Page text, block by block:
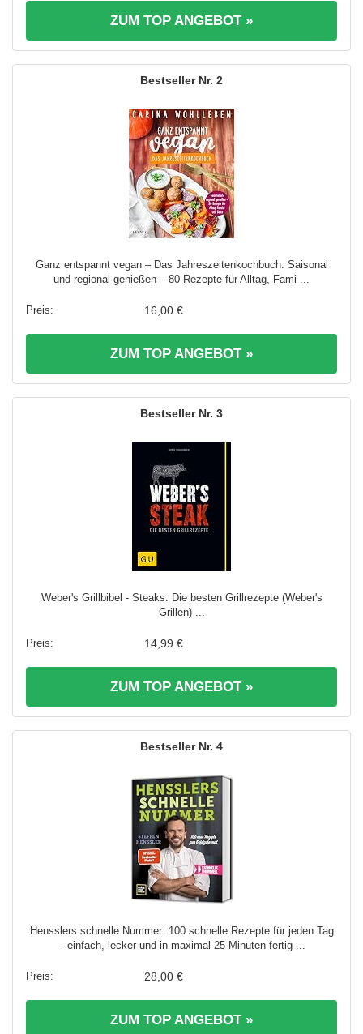
ZUM TOP ANGEBOT »
2
Ganz entspannt vegan – Das Jahreszeitenkochbuch: Saisonal
und regional genießen – 80 Rezepte für Alltag, Fami ...
16,00 €
ZUM TOP ANGEBOT »
3
Weber's Grillbibel - Steaks: Die besten Grillrezepte (Weber's
Grillen) ...
14,99 €
ZUM TOP ANGEBOT »
4
Hensslers schnelle Nummer: 100 schnelle Rezepte für jeden Tag
– einfach, lecker und in maximal 25 Minuten fertig ...
28,00 €
ZUM TOP ANGEBOT »